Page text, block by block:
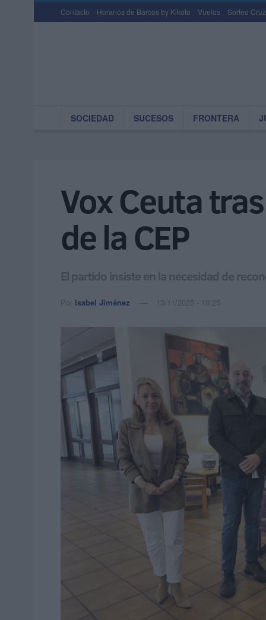
Contacto Horarios de Barcos by Kikoto Vuelos Sorteo
SOCIEDAD SUCESOS FRONTERA
Vox Ceuta
de la CEP
El partido insiste en la necesidad de
Por Isabel Jiménez 13/11/2025 - 19:25